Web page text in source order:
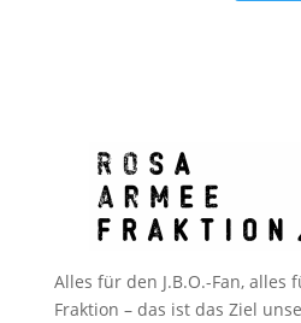
Alles für den J.B.O.-Fan, alles
Fraktion – das ist das Ziel